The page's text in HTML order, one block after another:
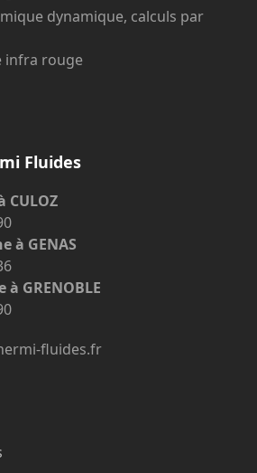
dynamique, calculs par
infra rouge
Fluides
CULOZ
à GENAS
GRENOBLE
fluides.fr